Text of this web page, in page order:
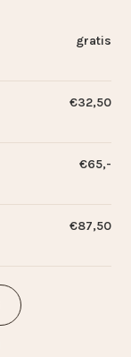
gratis
€32,50
€65,-
€87,50